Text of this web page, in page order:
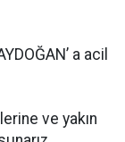
a acil
ve yakın